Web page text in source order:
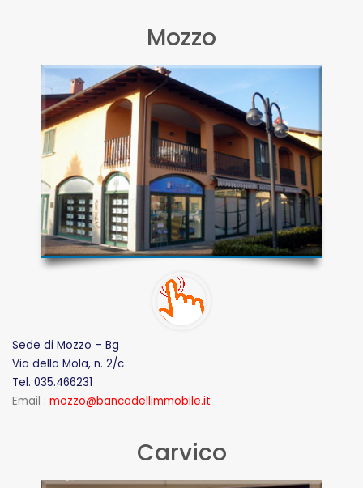
Mozzo
Sede di Mozzo – Bg
Via della Mola, n. 2/c
Tel. 035.466231
Email : mozzo@bancadellimmobile.it
Carvico